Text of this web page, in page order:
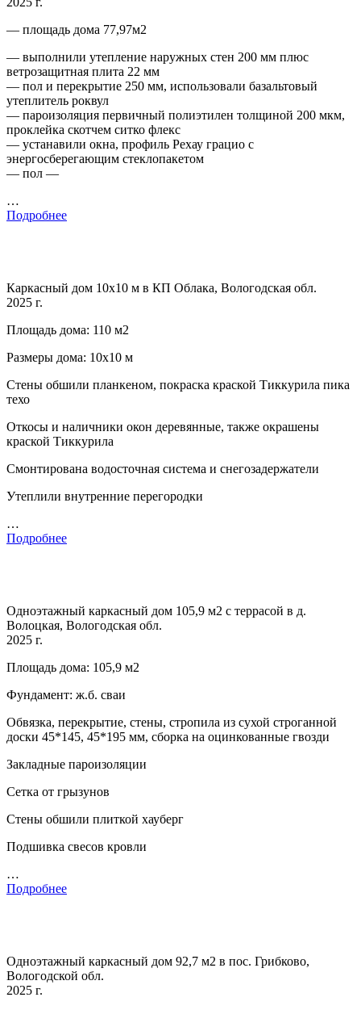
— площадь дома 77,97м2
— выполнили утепление наружных стен 200 мм плюс
ветрозащитная плита 22 мм
— пол и перекрытие 250 мм, использовали базальтовый
утеплитель роквул
— пароизоляция первичный полиэтилен толщиной 200 мкм,
проклейка скотчем ситко флекс
— устанавили окна, профиль Рехау грацио с
энергосберегающим стеклопакетом
— пол —
…
Подробнее
Каркасный дом 10х10 м в КП Облака, Вологодская обл.
2025 г.
Площадь дома: 110 м2
Размеры дома: 10х10 м
Стены обшили планкеном, покраска краской Тиккурила пика
техо
Откосы и наличники окон деревянные, также окрашены
краской Тиккурила
Смонтирована водосточная система и снегозадержатели
Утеплили внутренние перегородки
…
Подробнее
Одноэтажный каркасный дом 105,9 м2 с террасой в д.
Волоцкая, Вологодская обл.
2025 г.
Площадь дома: 105,9 м2
Фундамент: ж.б. сваи
Обвязка, перекрытие, стены, стропила из сухой строганной
доски 45*145, 45*195 мм, сборка на оцинкованные гвозди
Закладные пароизоляции
Сетка от грызунов
Стены обшили плиткой хауберг
Подшивка свесов кровли
…
Подробнее
Одноэтажный каркасный дом 92,7 м2 в пос. Грибково,
Вологодской обл.
2025 г.